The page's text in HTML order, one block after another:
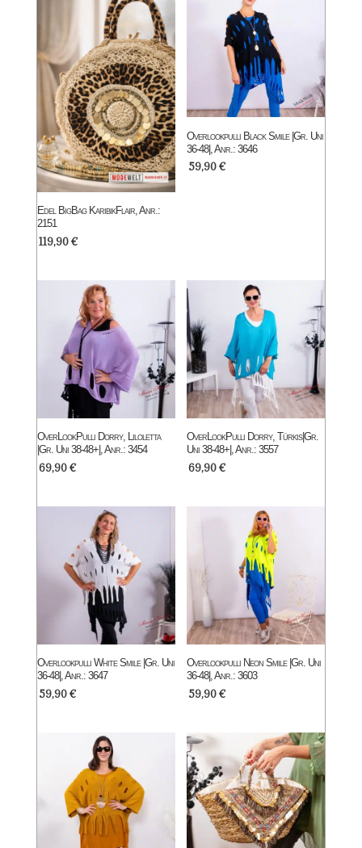
Edel BigBag KaribikFlair, Anr.:
2151
119,90€
Overlookpulli Black Smile |Gr. Uni
36-48|, Anr.: 3646
59,90€
OverLookPulli Dorry, Liloletta
|Gr. Uni 38-48+|, Anr.: 3454
69,90€
OverLookPulli Dorry, Türkis|Gr.
Uni 38-48+|, Anr.: 3557
69,90€
Overlookpulli White Smile |Gr. Uni
36-48|, Anr.: 3647
59,90€
Overlookpulli Neon Smile |Gr. Uni
36-48|, Anr.: 3603
59,90€